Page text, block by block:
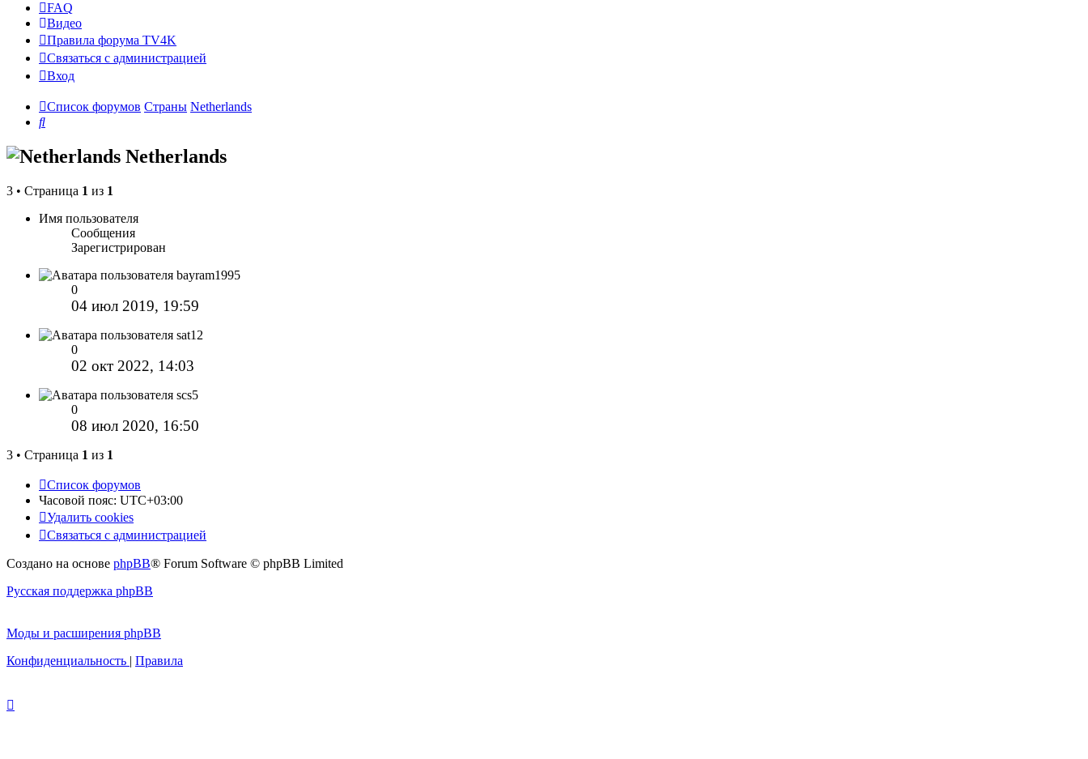
FAQ
Видео
Правила форума TV4K
Связаться с администрацией
Вход
Список форумов Страны Netherlands
Поиск
Netherlands
3 • Страница 1 из 1
Имя пользователя
Сообщения
Зарегистрирован
bayram1995
0
04 июл 2019, 19:59
sat12
0
02 окт 2022, 14:03
scs5
0
08 июл 2020, 16:50
3 • Страница 1 из 1
Список форумов
Часовой пояс: UTC+03:00
Удалить cookies
Связаться с администрацией
Создано на основе phpBB® Forum Software © phpBB Limited
Русская поддержка phpBB
Моды и расширения phpBB
Конфиденциальность | Правила